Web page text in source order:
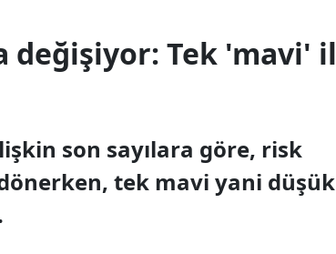
değişiyor: Tek 'mavi' il
son sayılara göre, risk
dönerken, tek mavi yani düşük